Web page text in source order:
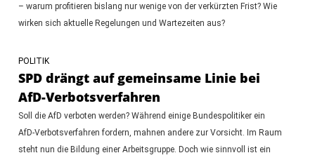
– warum profitieren bislang nur wenige von der verkürzten Frist? Wie
wirken sich aktuelle Regelungen und Wartezeiten aus?
POLITIK
SPD drängt auf gemeinsame Linie bei
AfD-Verbotsverfahren
Soll die AfD verboten werden? Während einige Bundespolitiker ein
AfD-Verbotsverfahren fordern, mahnen andere zur Vorsicht. Im Raum
steht nun die Bildung einer Arbeitsgruppe. Doch wie sinnvoll ist ein